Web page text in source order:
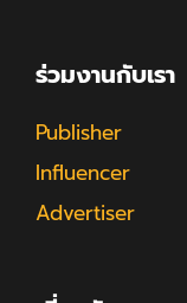
ร่วมงานกับเรา
Publisher
Influencer
Advertiser